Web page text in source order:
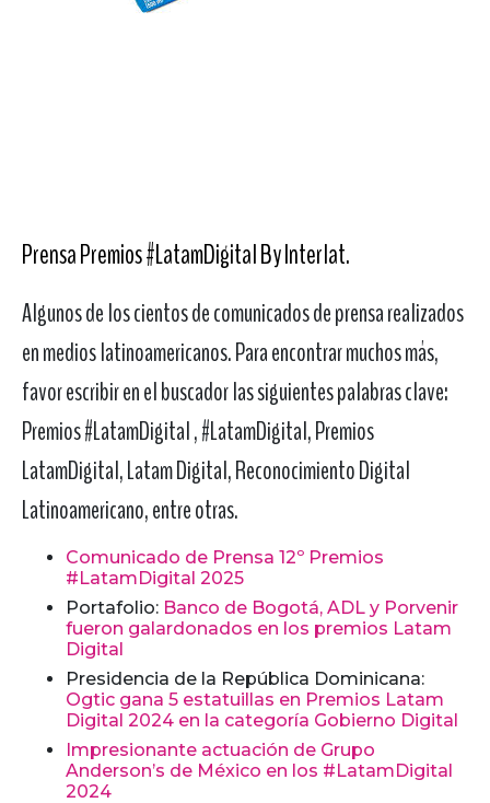
Prensa Premios #LatamDigital By Interlat.
Algunos de los cientos de comunicados de prensa realizados
en medios latinoamericanos. Para encontrar muchos más,
favor escribir en el buscador las siguientes palabras clave:
Premios #LatamDigital , #LatamDigital, Premios
LatamDigital, Latam Digital, Reconocimiento Digital
Latinoamericano, entre otras.
Comunicado de Prensa 12º Premios
#LatamDigital 2025
Portafolio: Banco de Bogotá, ADL y Porvenir
fueron galardonados en los premios Latam
Digital
Presidencia de la República Dominicana:
Ogtic gana 5 estatuillas en Premios Latam
Digital 2024 en la categoría Gobierno Digital
Impresionante actuación de Grupo
Anderson’s de México en los #LatamDigital
2024